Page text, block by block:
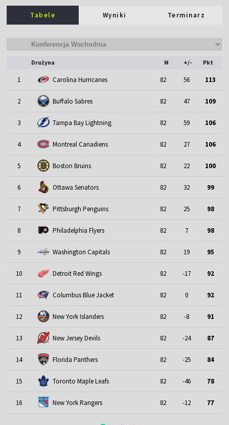
Tabele Wyniki Terminarz
Drużyna M +/- Pkt
1 Carolina Hurricanes 82 56 113
2 Buffalo Sabres 82 47 109
3 Tampa Bay Lightning 82 59 106
4 Montreal Canadiens 82 27 106
5 Boston Bruins 82 22 100
6 Ottawa Senators 82 32 99
7 Pittsburgh Penguins 82 25 98
8 Philadelphia Flyers 82 7 98
9 Washington Capitals 82 19 95
10 Detroit Red Wings 82 -17 92
11 Columbus Blue Jacket 82 0 92
12 New York Islanders 82 -8 91
13 New Jersey Devils 82 -24 87
14 Florida Panthers 82 -25 84
15 Toronto Maple Leafs 82 -46 78
16 New York Rangers 82 -12 77